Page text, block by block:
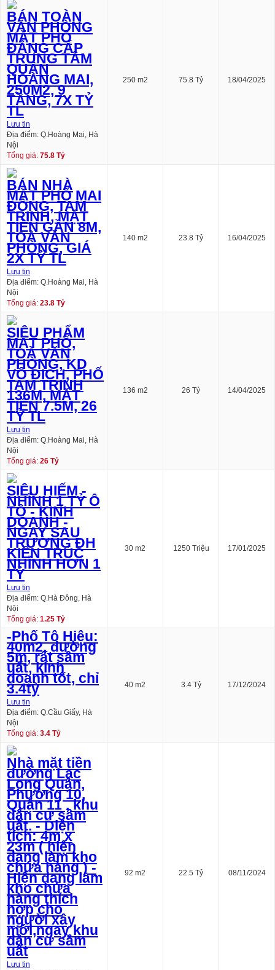
BÁN TOÀN
VĂN PHÒNG
MẶT PHỐ
ĐẲNG CẤP
TRUNG TÂM
QUẬN
HOÀNG MAI,
250M2, 9
TẦNG, 7X TỶ
TL
Lưu tin
Địa điểm: Q.Hoàng Mai, Hà
Nội
Tổng giá: 75.8 Tỷ
250 m2 75.8 Tỷ 18/04/2025
BÁN NHÀ
MẶT PHỐ MAI
ĐỘNG, TAM
TRINH, MẶT
TIỀN GẦN 8M,
TOÀ VĂN
PHÒNG, GIÁ
2X TỶ TL
Lưu tin
Địa điểm: Q.Hoàng Mai, Hà
Nội
Tổng giá: 23.8 Tỷ
140 m2 23.8 Tỷ 16/04/2025
SIÊU PHẨM
MẶT PHỐ,
TOÀ VĂN
PHÒNG, KD
VÔ ĐỊCH, PHỐ
TAM TRINH
136M, MẶT
TIỀN 7.5M, 26
TỶ TL
Lưu tin
Địa điểm: Q.Hoàng Mai, Hà
Nội
Tổng giá: 26 Tỷ
136 m2 26 Tỷ 14/04/2025
SIÊU HIẾM -
NHỈNH 1 TỶ Ô
TÔ - KINH
DOANH -
NGAY SAU
TRƯỜNG ĐH
KIẾN TRÚC
NHỈNH HƠN 1
TỶ
Lưu tin
Địa điểm: Q.Hà Đông, Hà
Nội
Tổng giá: 1.25 Tỷ
30 m2 1250 Triệu 17/01/2025
-Phố Tô Hiệu:
40m2, đường
5m, rất sầm
uất, kinh
doanh tốt, chỉ
3.4tỷ
Lưu tin
Địa điểm: Q.Cầu Giấy, Hà
Nội
Tổng giá: 3.4 Tỷ
40 m2 3.4 Tỷ 17/12/2024
Nhà mặt tiền
đường Lạc
Long Quân,
Phường 10,
Quận 11 , khu
dân cư sầm
uất. - Diện
tích: 4m x
23m ( hiện
đang làm kho
chứa hàng ) -
Hiện đang làm
kho chứa
hàng thích
hợp cho
người xây
mới,ngay khu
dân cư sầm
uất
Lưu tin
92 m2 22.5 Tỷ 08/11/2024